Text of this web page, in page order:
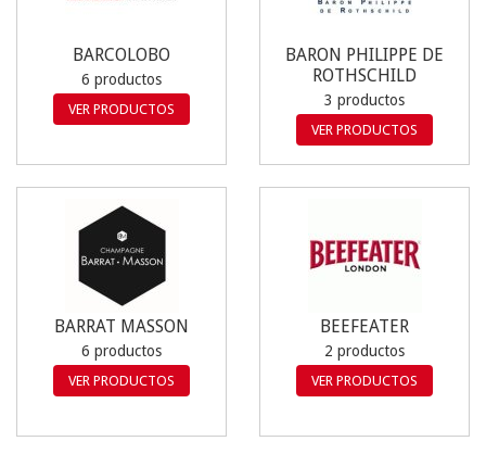
BARCOLOBO
6 productos
VER PRODUCTOS
BARON PHILIPPE DE
ROTHSCHILD
3 productos
VER PRODUCTOS
BARRAT MASSON
6 productos
VER PRODUCTOS
BEEFEATER
2 productos
VER PRODUCTOS